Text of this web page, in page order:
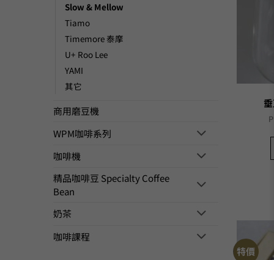
Slow & Mellow
Tiamo
Timemore 泰摩
U+ Roo Lee
YAMI
其它
商用磨豆機
WPM咖啡系列
咖啡機
精品咖啡豆 Specialty Coffee
Bean
奶茶
咖啡課程
特價